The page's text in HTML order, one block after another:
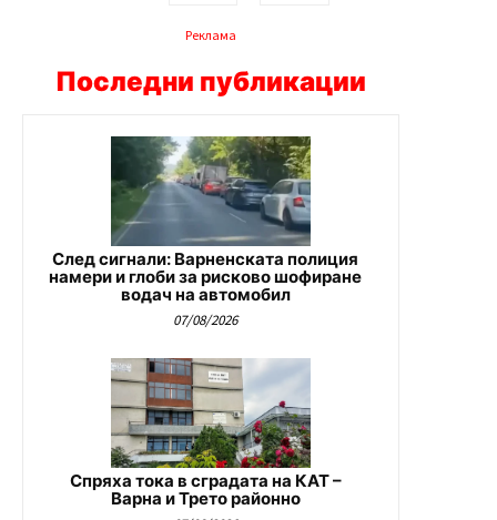
Реклама
Последни публикации
След сигнали: Варненската полиция
намери и глоби за рисково шофиране
водач на автомобил
07/08/2026
Спряха тока в сградата на КАТ –
Варна и Трето районно